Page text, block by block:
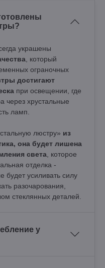
украшены
, который
ограночных
достигают
при освещении, где
через хрустальные
ламп.
люстру» из
она будет лишена
света , которое
отделка -
будет усиливать силу
разочарования,
стеклянных деталей.
у